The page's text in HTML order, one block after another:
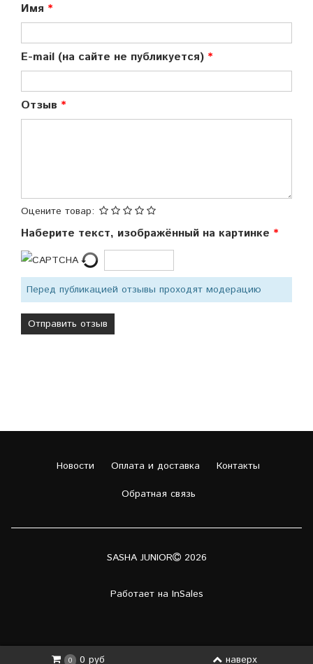
Имя
E-mail (на сайте не публикуется)
Отзыв
Оцените товар:
Наберите текст, изображённый на картинке
Перед публикацией отзывы проходят модерацию
Новости Оплата и доставка
Контакты
Обратная связь
SASHA JUNIOR 2026
Работает на InSales
0 0 руб наверх